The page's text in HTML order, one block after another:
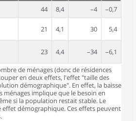
44 8,4 –4
–0,7
21 4,1 30 5,4
23 4,4 –34 –6,1
de ménages (donc de résidences
en deux effets, l'effet "taille des
démographique". En effet, la baisse
ménages implique que le besoin en
si la population restait stable. Le
démographique. Ces effets peuvent